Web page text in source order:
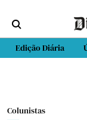
Edição Diária
Colunistas